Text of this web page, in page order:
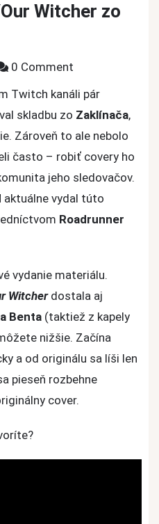
Witcher zo
0 Comment
Heafy
a
jeho
cover
skladby
Toss
A
YOur
Witcher
zo
Twitch kanáli pár
skladbu zo Zaklínača,
Zároveň to ale nebolo
často – robiť covery ho
jeho sledovačov.
aktuálne vydal túto
Roadrunner
vydanie materiálu.
Witcherdostala aj
Benta (taktiež z kapely
nižšie. Začína
a od originálu sa líši len
pieseň rozbehne
cover.